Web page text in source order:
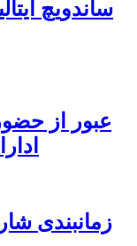
ساندویچ
عبور از
زمانبندی